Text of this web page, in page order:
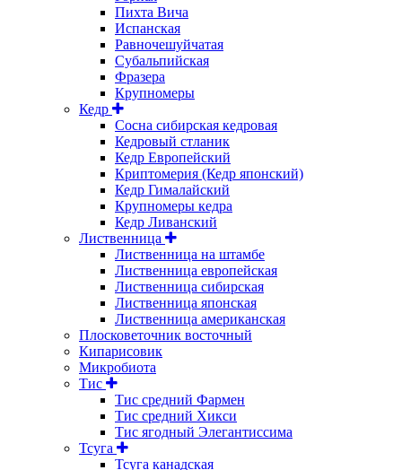
Пихта Вича
Испанская
Равночешуйчатая
Субальпийская
Фразера
Крупномеры
Кедр
Сосна сибирская кедровая
Кедровый стланик
Кедр Европейский
Криптомерия (Кедр японский)
Кедр Гималайский
Крупномеры кедра
Кедр Ливанский
Лиственница
Лиственница на штамбе
Лиственница европейская
Лиственница сибирская
Лиственница японская
Лиственница американская
Плосковеточник восточный
Кипарисовик
Микробиота
Тис
Тис средний Фармен
Тис средний Хикси
Тис ягодный Элегантиссима
Тсуга
Тсуга канадская